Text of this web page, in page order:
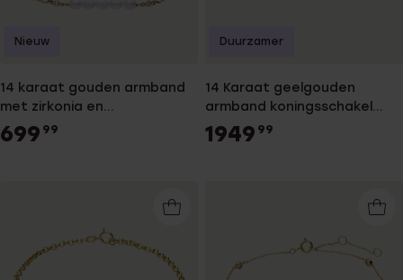
14 karaat gouden armband
met zirkonia en
zoetwaterparel
699 99
Nieuw
14 Karaat geelgouden
armband koningsschakel
4mm
1949 99
Duurzamer